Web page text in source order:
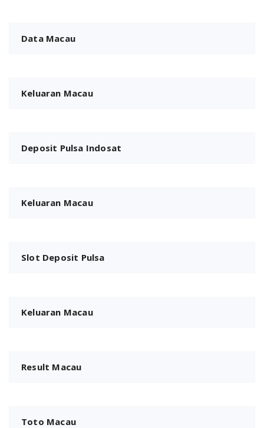
Data Macau
Keluaran Macau
Deposit Pulsa Indosat
Keluaran Macau
Slot Deposit Pulsa
Keluaran Macau
Result Macau
Toto Macau